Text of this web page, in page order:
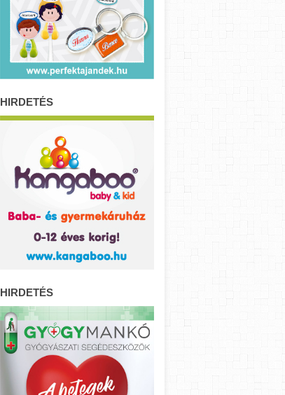
HIRDETÉS
HIRDETÉS